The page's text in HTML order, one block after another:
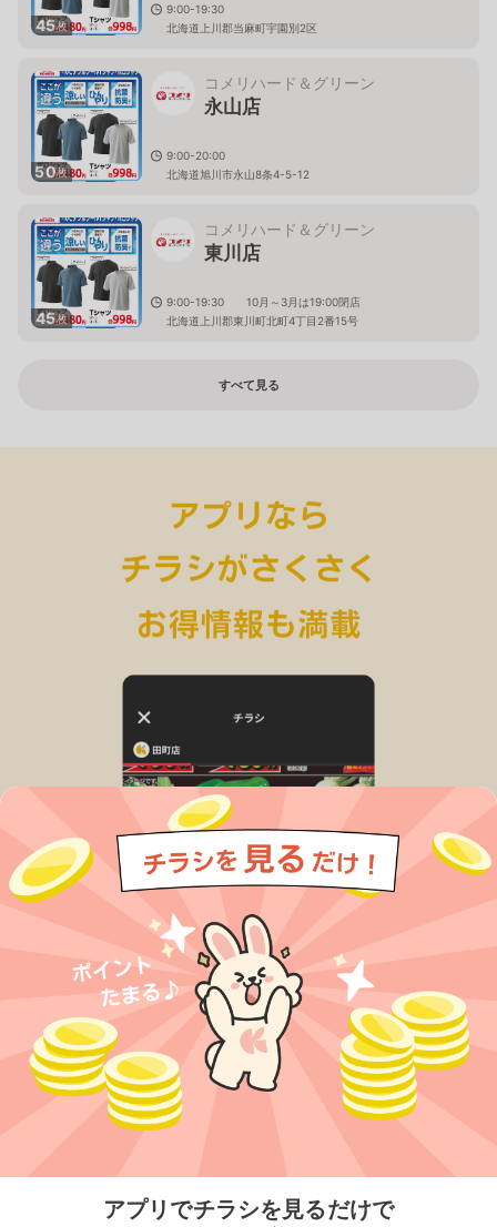
アプリでチラシを見るだけで
45枚
9:00-19:30
北海道上川郡当麻町宇園別2区
50枚
コメリハード＆グリーン
永山店
9:00-20:00
北海道旭川市永山8条4-5-12
45枚
コメリハード＆グリーン
東川店
9:00-19:30 10月～3月は19:00閉店
北海道上川郡東川町北町4丁目2番15号
すべて見る